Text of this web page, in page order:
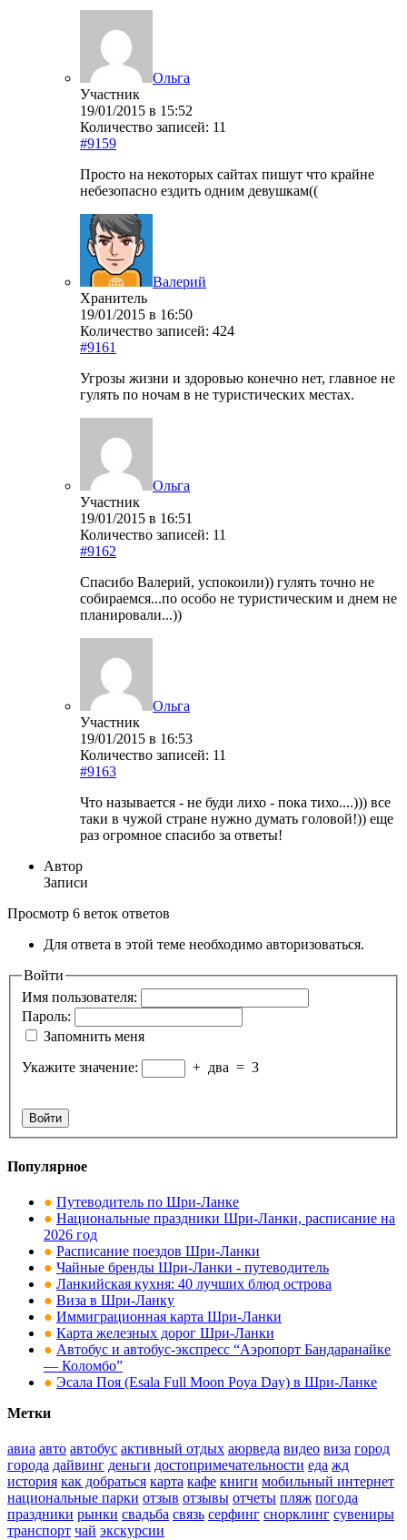
Ольга
Участник
19/01/2015 в 15:52
Количество записей: 11
#9159
Просто на некоторых сайтах пишут что крайне
небезопасно ездить одним девушкам((
Валерий
Хранитель
19/01/2015 в 16:50
Количество записей: 424
#9161
Угрозы жизни и здоровью конечно нет, главное не
гулять по ночам в не туристических местах.
Ольга
Участник
19/01/2015 в 16:51
Количество записей: 11
#9162
Спасибо Валерий, успокоили)) гулять точно не
собираемся...по особо не туристическим и днем не
планировали...))
Ольга
Участник
19/01/2015 в 16:53
Количество записей: 11
#9163
Что называется - не буди лихо - пока тихо....))) все
таки в чужой стране нужно думать головой!)) еще
раз огромное спасибо за ответы!
Автор
Записи
Просмотр 6 веток ответов
Для ответа в этой теме необходимо авторизоваться.
Войти
Имя пользователя:
Пароль:
Запомнить меня
Укажите значение:
+ два = 3
Войти
Популярное
● Путеводитель по Шри-Ланке
● Национальные праздники Шри-Ланки, расписание на
2026 год
● Расписание поездов Шри-Ланки
● Чайные бренды Шри-Ланки - путеводитель
● Ланкийская кухня: 40 лучших блюд острова
● Виза в Шри-Ланку
● Иммиграционная карта Шри-Ланки
● Карта железных дорог Шри-Ланки
● Автобус и автобус-экспресс “Аэропорт Бандаранайке
— Коломбо”
● Эсала Поя (Esala Full Moon Poya Day) в Шри-Ланке
Метки
авиа авто автобус активный отдых аюрведа видео виза город
города дайвинг деньги достопримечательности еда жд
история как добраться карта кафе книги мобильный интернет
национальные парки отзыв отзывы отчеты пляж погода
праздники рынки свадьба связь серфинг снорклинг сувениры
транспорт чай экскурсии